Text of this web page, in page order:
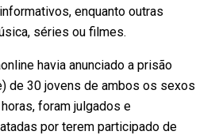
enquanto outras
séries ou filmes.
havia anunciado a prisão
de 30 jovens de ambos os sexos
foram julgados e
por terem participado de